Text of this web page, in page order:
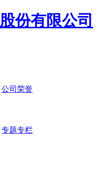
公司荣誉
专题专栏